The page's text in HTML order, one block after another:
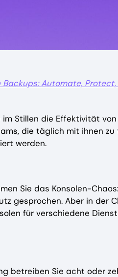
Automate, Protect,
Stillen die Effektivität von
die täglich mit ihnen zu
werden.
Sie das Konsolen-Chaos:
gesprochen. Aber in der
für verschiedene
betreiben Sie acht oder